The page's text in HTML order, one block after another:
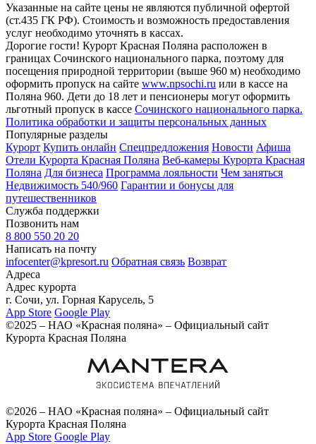
Указанные на сайте цены не являются публичной офертой
(ст.435 ГК РФ). Стоимость и возможность предоставления
услуг необходимо уточнять в кассах.
Дорогие гости! Курорт Красная Поляна расположен в
границах Сочинского национального парка, поэтому для
посещения природной территории (выше 960 м) необходимо
оформить пропуск на сайте www.npsochi.ru или в кассе на
Поляна 960. Дети до 18 лет и пенсионеры могут оформить
льготный пропуск в кассе Сочинского национального парка.
Политика обработки и защиты персональных данных
Популярные разделы
Курорт Купить онлайн Спецпредложения Новости Афиша
Отели Курорта Красная Поляна Веб-камеры Курорта Красная
Поляна Для бизнеса Программа лояльности Чем заняться
Недвижимость 540/960 Гарантии и бонусы для
путешественников
Служба поддержки
Позвонить нам
8 800 550 20 20
Написать на почту
infocenter@kpresort.ru Обратная связь Возврат
Адреса
Адрес курорта
г. Сочи, ул. Горная Карусель, 5
App Store Google Play
©2025 – НАО «Красная поляна» – Официальный сайт
Курорта Красная Поляна
©2026 – НАО «Красная поляна» – Официальный сайт
Курорта Красная Поляна
App Store Google Play